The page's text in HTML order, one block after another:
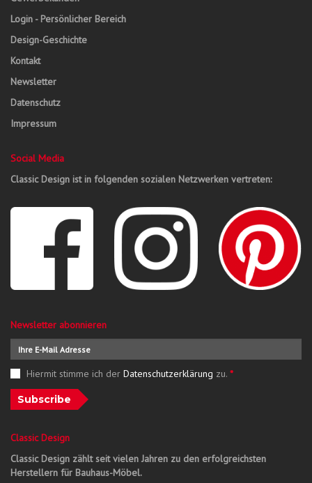
Login - Persönlicher Bereich
Design-Geschichte
Kontakt
Newsletter
Datenschutz
Impressum
Social Media
Classic Design ist in folgenden sozialen Netzwerken vertreten:
Newsletter abonnieren
Hiermit stimme ich der Datenschutzerklärung zu. *
Subscribe
Classic Design
Classic Design zählt seit vielen Jahren zu den erfolgreichsten
Herstellern für Bauhaus-Möbel.